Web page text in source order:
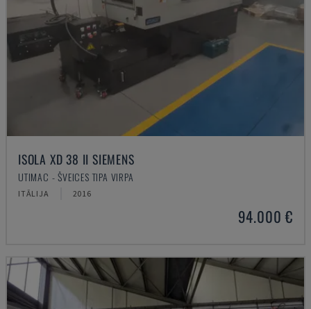
ISOLA XD 38 II SIEMENS
UTIMAC - ŠVEICES TIPA VIRPA
ITĀLIJA 2016
94.000 €